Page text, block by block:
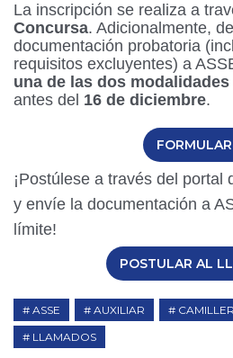
La inscripción se realiza a
Concursa. Adicionalmente,
documentación probatoria
requisitos excluyentes) a
una de las dos modalidades
antes del 16 de diciembre.
¡Postúlese a través del portal
y envíe la documentación a
límite!
POSTULAR AL
ASSE AUXILIAR
LLAMADOS